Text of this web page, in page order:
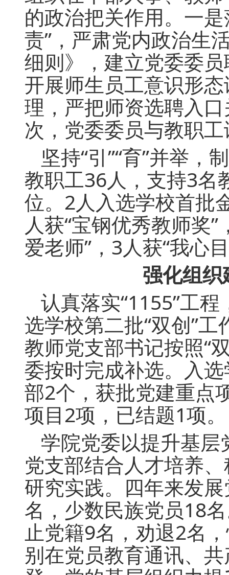
的政治把关作用。一
责”，严肃党内政治生
细则》，建立党委委
开展师生员工意识形
理，严把师资选聘入
次，党委委员与教职
坚持“引”“育”并举
教职工36人，支持3名
位。2人入选学校首批
人获“宝钢优秀教师奖
爱老师”，3人获“我心
强化组
认真落实“1155”工
选学校第二批“双创”
教师党支部书记按照“
委按时完成补选。入
部2个，获批党建重点
项目2项，已结题1项。
学院党委以提升基
党支部结合人才培养
研究实践。四年来发
名，少数民族党员18
止党籍9名，劝退2名
别在党员教育通讯、